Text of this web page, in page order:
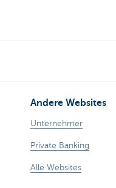
Andere Websites
Unternehmer
Private Banking
Alle Websites